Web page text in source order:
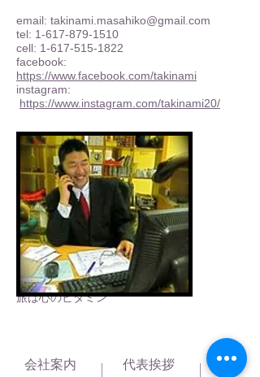
email: ​ takinami.masahiko@gmail.com
​​tel: 1-617-879-1510
cell: 1-617-515-1822
facebook:
https://www.facebook.com/takinami
instagram:
https://www.instagram.com/takinami20/
創ります貴方の心に残る旅
旅は心のビタミン
会社案内 代表挨拶